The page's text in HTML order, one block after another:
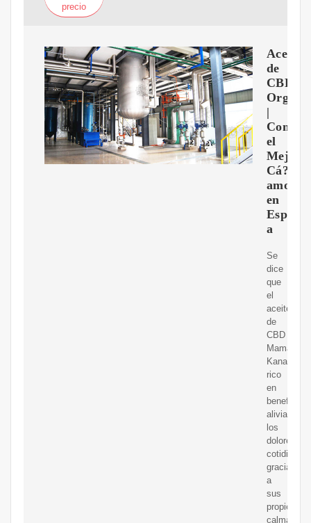
precio
Aceite
de
CBD
|
el
Mejor
Cá?
amo
en
Espa?
a
Se
dice
que
el
aceite
de
CBD
Mama
Kana,
rico
en
beneficios,
alivia
los
dolores
cotidianos
gracias
a
sus
calmantes.